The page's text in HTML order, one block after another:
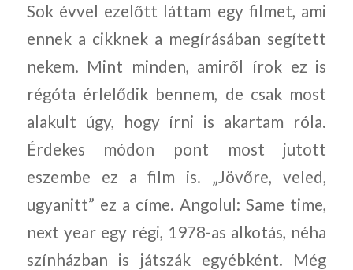
Sok évvel ezelőtt láttam egy filmet, ami
ennek a cikknek a megírásában segített
nekem. Mint minden, amiről írok ez is
régóta érlelődik bennem, de csak most
alakult úgy, hogy írni is akartam róla.
Érdekes módon pont most jutott
eszembe ez a film is. „Jövőre, veled,
ugyanitt” ez a címe. Angolul: Same time,
next year egy régi, 1978-as alkotás, néha
színházban is játszák egyébként. Még